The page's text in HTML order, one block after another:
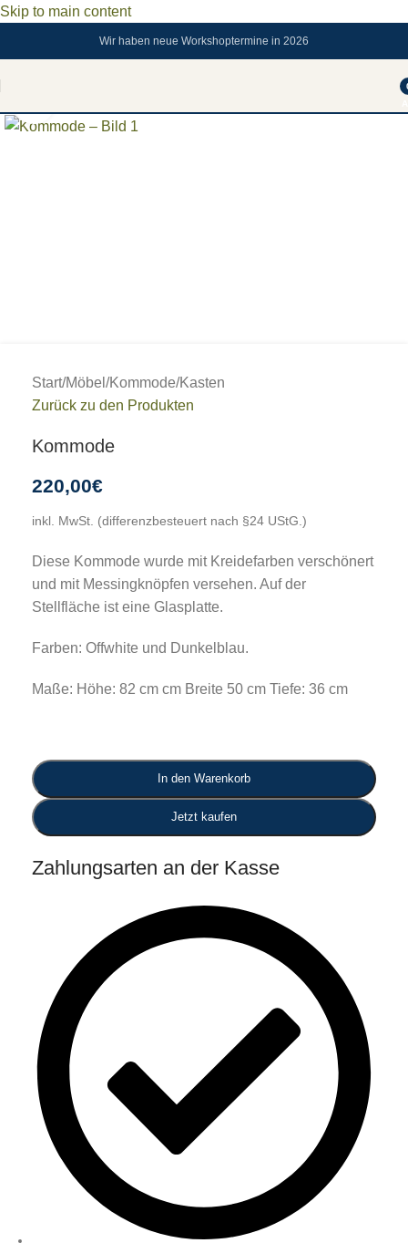
Skip to main content
Wir haben neue Workshoptermine in 2026
Start/Möbel /Kommode/Kasten
Zurück zu den Produkten
Kommode
220,00€
inkl. MwSt. (differenzbesteuert nach §24 UStG.)
Diese Kommode wurde mit Kreidefarben verschönert
und mit Messingknöpfen versehen. Auf der
Stellfläche ist eine Glasplatte.
Farben: Offwhite und Dunkelblau.
Maße: Höhe: 82 cm cm Breite 50 cm Tiefe: 36 cm
In den Warenkorb
Jetzt kaufen
Zahlungsarten an der Kasse